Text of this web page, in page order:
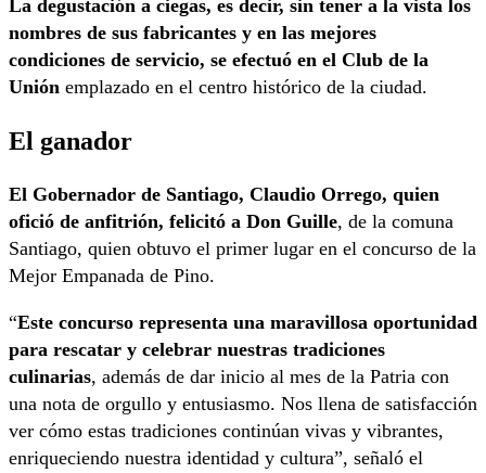
La degustación a ciegas, es decir, sin tener a la vista los
nombres de sus fabricantes y en las mejores
condiciones de servicio, se efectuó en el Club de la
Unión emplazado en el centro histórico de la ciudad.
El ganador
El Gobernador de Santiago, Claudio Orrego, quien
ofició de anfitrión, felicitó a Don Guille, de la comuna
Santiago, quien obtuvo el primer lugar en el concurso de la
Mejor Empanada de Pino.
“Este concurso representa una maravillosa oportunidad
para rescatar y celebrar nuestras tradiciones
culinarias, además de dar inicio al mes de la Patria con
una nota de orgullo y entusiasmo. Nos llena de satisfacción
ver cómo estas tradiciones continúan vivas y vibrantes,
enriqueciendo nuestra identidad y cultura”, señaló el